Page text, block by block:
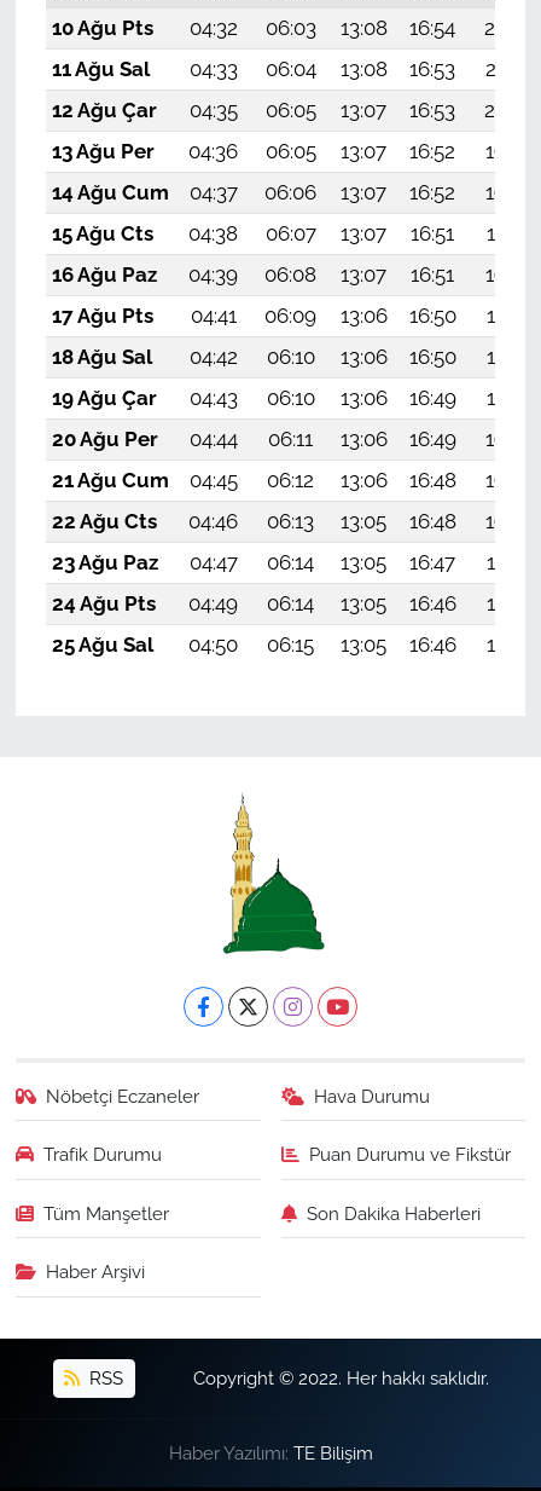
10 Ağu Pts
04:32 06:03 13:08 16:54
20:03
11 Ağu Sal
04:33 06:04 13:08 16:53
20:01
12 Ağu Çar
04:35 06:05 13:07 16:53
20:00
13 Ağu Per
04:36 06:05 13:07 16:52
19:59
14 Ağu Cum
04:37 06:06 13:07 16:52
19:58
15 Ağu Cts
04:38 06:07 13:07 16:51
19:57
16 Ağu Paz
04:39 06:08 13:07 16:51
19:56
17 Ağu Pts
04:41 06:09 13:06 16:50
19:54
18 Ağu Sal
04:42 06:10 13:06 16:50
19:53
19 Ağu Çar
04:43 06:10 13:06 16:49
19:52
20 Ağu Per
04:44 06:11 13:06 16:49
19:50
21 Ağu Cum
04:45 06:12 13:06 16:48
19:49
22 Ağu Cts
04:46 06:13 13:05 16:48
19:48
23 Ağu Paz
04:47 06:14 13:05 16:47
19:47
24 Ağu Pts
04:49 06:14 13:05 16:46
19:45
25 Ağu Sal
04:50 06:15 13:05 16:46 19:44
Nöbetçi Eczaneler Hava Durumu
Trafik Durumu Puan Durumu ve Fikstür
Tüm Manşetler Son Dakika Haberleri
Haber Arşivi
RSS Copyright © 2022. Her hakkı saklıdır.
Haber Yazılımı: TE Bilişim